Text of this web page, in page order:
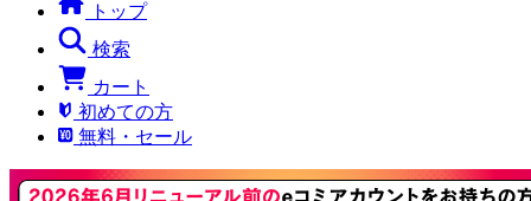
トップ
検索
カート
初めての方
無料・セール